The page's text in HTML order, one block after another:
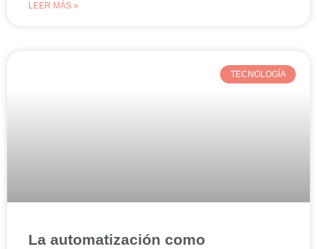
LEER MÁS »
TECNOLOGÍA
La automatización como